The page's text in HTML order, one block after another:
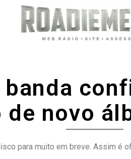
de novo
para muito em breve. Assim é